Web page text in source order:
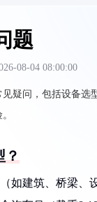
题
08-04 08:00:00
疑问，包括设备选
？
如建筑、桥梁、